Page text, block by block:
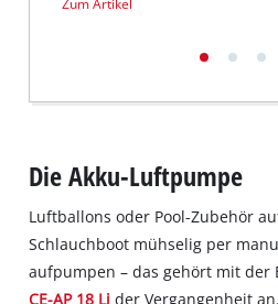
Usercentrics
Platform
Zum Artikel
Die Akku-Luftpumpe
Luftballons oder Pool-Zubehör
Schlauchboot mühselig per
aufpumpen – das gehört mit der
CE-AP 18 Li der Vergangenheit